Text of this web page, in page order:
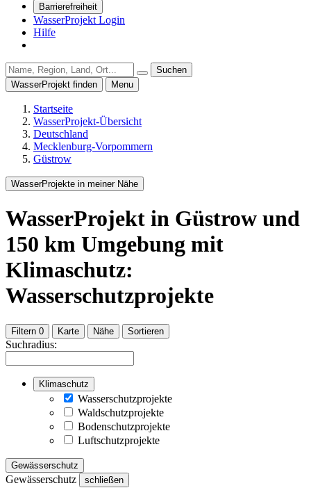
Barrierefreiheit
WasserProjekt Login
Hilfe
Suchen
WasserProjekt finden
Menu
Startseite
WasserProjekt-Übersicht
Deutschland
Mecklenburg-Vorpommern
Güstrow
WasserProjekte in meiner Nähe
WasserProjekt in Güstrow und
150 km Umgebung mit
Klimaschutz:
Wasserschutzprojekte
Filtern 0 Karte Nähe Sortieren
Suchradius:
Klimaschutz
Wasserschutzprojekte
Waldschutzprojekte
Bodenschutzprojekte
Luftschutzprojekte
Gewässerschutz
Gewässerschutz schließen